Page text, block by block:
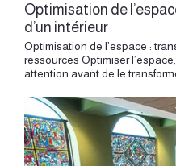
Optimisation de
d’un intérieur
Optimisation de l’espace : transformer les contraintes en ressources Optimiser l’espace, c’est regarder un intérieur avec attention avant de le transformer. Chaque appartement, chaque maison, chaque lieu professionnel possède des ressources déjà présentes : une lumière, une hauteur, une perspective, une circulation, un mur capable d’accueillir un rangement, une pièce capable de changer d’usage, un volume capable de respirer autrement. L’architecture intérieure permet de révéler ces qualités. Elle donne une nouvelle logique au lieu, avec précision, créativité et sens du quotidien. L’optimisation de l’espace dépasse largement la recherche de mètres carrés. Elle consiste à rendre un intérieur plus fluide, plus lisible, plus confortable et plus personnel. Dans un appartement lyonnais ancien, un logement neuf en VEFA, un petit studio, une maison familiale ou un espace professionnel, cette démarche commence toujours par une lecture fine du lieu. Comprendre l’espace avant de l’aménager Un intérieur se comprend avant de se dessiner. Avant de déplacer une cloison, de créer un rangement ou de choisir un matériau, il faut observer ce que le lieu raconte déjà. La lumière entre-t-elle par une seule façade ou traverse-t-elle l’appartement ? La circulation se fait-elle naturellement ? Les pièces communiquent-elles avec justesse ? Les volumes sont-ils utilisés dans toute leur hauteur ? Les rangements accompagnent-ils vraiment les usages ? Ces questions structurent le projet. Elles permettent d’identifier les qualités à préserver, les points à améliorer et les opportunités à révéler. L’optimisation commence dans cette phase d’écoute et d’analyse. Un bon projet naît rarement d’un geste spectaculaire. Il naît souvent d’un déplacement subtil, d’un alignement plus juste, d’une ouverture mieux placée ou d’un meuble pensé à la bonne dimension. Révéler le potentiel caché d’un intérieur Un intérieur possède souvent des possibilités que l’on perçoit difficilement au premier regard. Une entrée trop vaste peut devenir un espace de rangement élégant. Un couloir peut accueillir une bibliothèque fine, une perspective colorée ou une ligne lumineuse. Une pièce sombre peut retrouver une présence grâce à une ouverture, une verrière, une teinte douce ou un éclairage bien composé. Une hauteur sous plafond peut permettre une mezzanine, un rangement toute hauteur ou une composition murale plus affirmée. L’architecte d’intérieur lit ces potentiels. Il imagine comment le lieu peut gagner en usage, en confort et en caractère. Il transforme les contraintes en points d’appui, les surfaces oubliées en espaces utiles, les volumes complexes en solutions sur mesure. Cette capacité à voir autrement donne sa richesse à l’optimisation de l’espace. Fluidifier les circulations La qualité d’un intérieur dépend beaucoup de la manière dont on le traverse. Une circulation fluide donne une impression d’évidence. On entre, on pose ses affaires, on accède à la cuisine, au séjour, aux chambres ou à la salle d’eau avec naturel. Lorsque les parcours sont confus, l’espace paraît plus petit, même avec une surface confortable. L’optimisation consiste alors à clarifier les déplacements. Une cloison peut être déplacée pour ouvrir un passage. Une porte peut changer de sens pour libérer un mur. Une entrée peut être redessinée pour créer une transition plus agréable. Une cuisine peut se rapprocher du séjour pour renforcer la convivialité. Dans un appartement ancien à Lyon, ces ajustements peuvent transformer profondément la sensation d’espace. Le projet gagne en cohérence, en lumière et en confort d’usage. Donner une fonction à chaque mètre carré Chaque mètre carré peut trouver une utilité, à condition d’être pensé dans une vision globale. Un angle peut devenir une niche. Une rénovation partielle bien ciblée peut optimiser les mètres carrés essentiels sans transformer l’ensemble du logement. Un dessous d’escalier peut accueillir des rangements. Un mur entier peut intégrer une bibliothèque, un bureau, une penderie ou une banquette. Une alcôve peut devenir un coin lecture. Une grande pièce peut accueillir plusieurs usages grâce à un travail sur les matières, la lumière et le mobilier. L’optimisation de l’espace repose sur cette précision. Elle cherche la bonne fonction au bon endroit. Dans un petit appartement, cette démarche devient essentielle. Le projet doit libérer le sol, intégrer les usages et éviter l’accumulation d’éléments disparates. Dans un grand volume, elle permet de structurer l’espace, de créer des zones lisibles et d’apporter une sensation plus habitée. Le mobilier sur mesure comme outil architectural Le mobilier sur mesure joue un rôle majeur dans l’optimisation de l’espace. Il permet d’adapter chaque élément au lieu : hauteur, profondeur, largeur, usage, circulation, lumière et style. Un meuble peut dissimuler un rangement, intégrer une télévision, prolonger une cuisine, structurer une entrée, séparer deux espaces ou accompagner une mezzanine. Il devient une pièce d’architecture. Dans un appartement ancien, un meuble sur mesure peut dialoguer avec les moulures, les cheminées, les hauteurs et les proportions existantes. Dans un logement contemporain, il peut apporter de la matière, du rythme et une identité plus marquée. Le sur mesure permet aussi de gagner en